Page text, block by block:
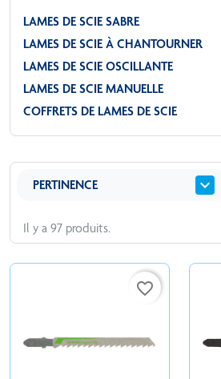
LAMES DE SCIE SABRE
LAMES DE SCIE À CHANTOURNER
LAMES DE SCIE OSCILLANTE
LAMES DE SCIE MANUELLE
COFFRETS DE LAMES DE SCIE
Il y a 97 produits.
PERTINENCE expand_more
favorite_border